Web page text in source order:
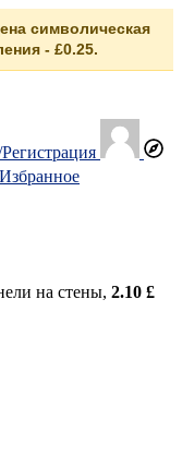
символическая
- £0.25.
Избранное
на стены, 2.10 £